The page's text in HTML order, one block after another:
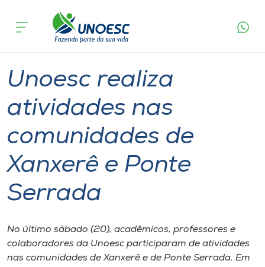
Cursos
Pesquisa
Atendimento ao Estudante
Portal de Ensino
Internacionalização
acontece
Unoesc realiza
atividades nas
comunidades de
Xanxerê e Ponte
Serrada
No último sábado (20), acadêmicos, professores e
colaboradores da Unoesc participaram de atividades
nas comunidades de Xanxerê e de Ponte Serrada. Em